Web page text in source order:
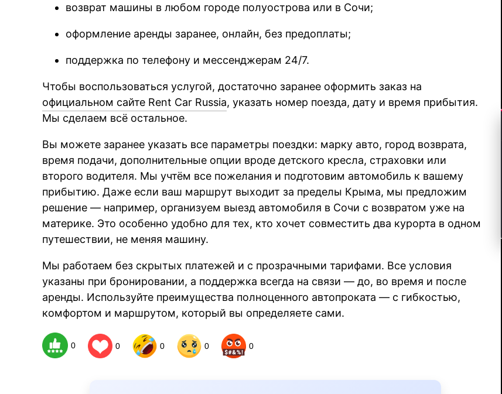
возврат машины в любом городе полуострова или в Сочи;
оформление аренды заранее, онлайн, без предоплаты;
поддержка по телефону и мессенджерам 24/7.
Чтобы воспользоваться услугой, достаточно заранее оформить заказ на
официальном сайте Rent Car Russia, указать номер поезда, дату и время прибытия.
Мы сделаем всё остальное.
Вы можете заранее указать все параметры поездки: марку авто, город возврата,
время подачи, дополнительные опции вроде детского кресла, страховки или
второго водителя. Мы учтём все пожелания и подготовим автомобиль к вашему
прибытию. Даже если ваш маршрут выходит за пределы Крыма, мы предложим
решение — например, организуем выезд автомобиля в Сочи с возвратом уже на
материке. Это особенно удобно для тех, кто хочет совместить два курорта в одном
путешествии, не меняя машину.
Мы работаем без скрытых платежей и с прозрачными тарифами. Все условия
указаны при бронировании, а поддержка всегда на связи — до, во время и после
аренды. Используйте преимущества полноценного автопроката — с гибкостью,
комфортом и маршрутом, который вы определяете сами.
0 0 0 0 0
BREAKING